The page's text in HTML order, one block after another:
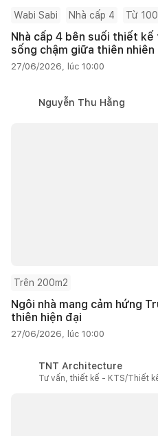
Wabi Sabi Nhà cấp 4 Từ
Nhà cấp 4 bên suối thiết
sống chậm giữa thiên nhiên
27/06/2026, lúc 10:00
Nguyễn Thu Hằng
Trên 200m2
Ngôi nhà mang cảm hứng
thiên hiện đại
27/06/2026, lúc 10:00
TNT Architecture
Tư vấn, thiết kế - KTS/Thiết